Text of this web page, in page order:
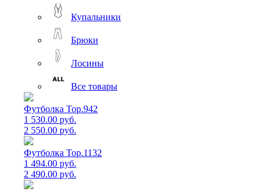
Купальники
Брюки
Лосины
Все товары
Футболка Top.942
1 530.00 руб.
2 550.00 руб.
Футболка Top.1132
1 494.00 руб.
2 490.00 руб.